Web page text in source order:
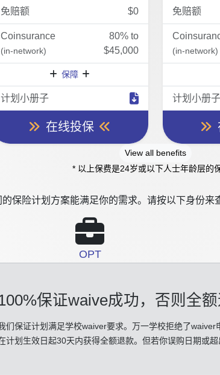
免赔额 $0
Coinsurance
(in-network)
80% to
$45,000
保障
计划小册子
在线投保
免赔额
(in-network)
计划小册子
View all benefits
* 以上保费是24岁或以下人士年龄层的保
保险计划方案能满足你的需求。请按以下身份来
OPT
保证waive成功 ，否则全
们保证计划满足学校waiver要求。万一学校拒绝了
计划生效日起30天内获得全额退款。但若你误购日期或